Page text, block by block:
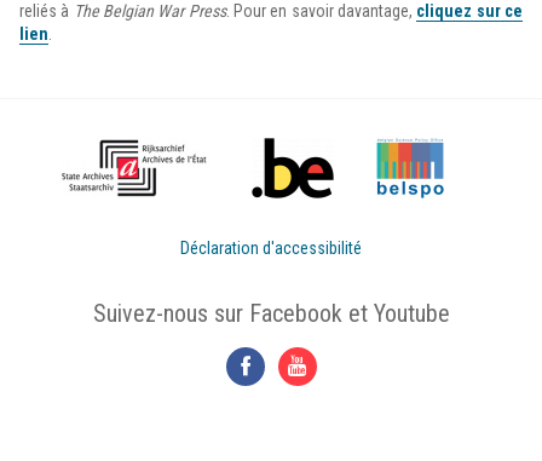
reliés à The Belgian War Press. Pour en savoir davantage, cliquez sur ce
lien
Déclaration d'accessibilité
Suivez-nous sur Facebook et Youtube